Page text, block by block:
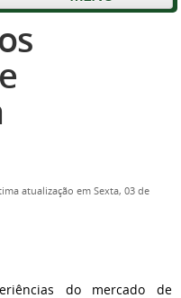
atualização em Sexta, 03 de
do mercado de